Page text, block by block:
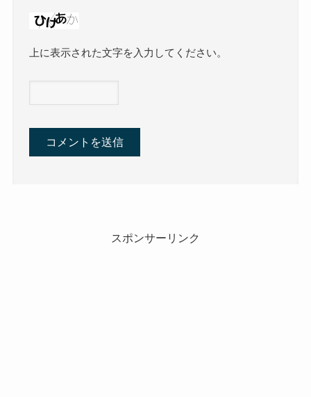
上に表示された文字を入力してください。
スポンサーリンク